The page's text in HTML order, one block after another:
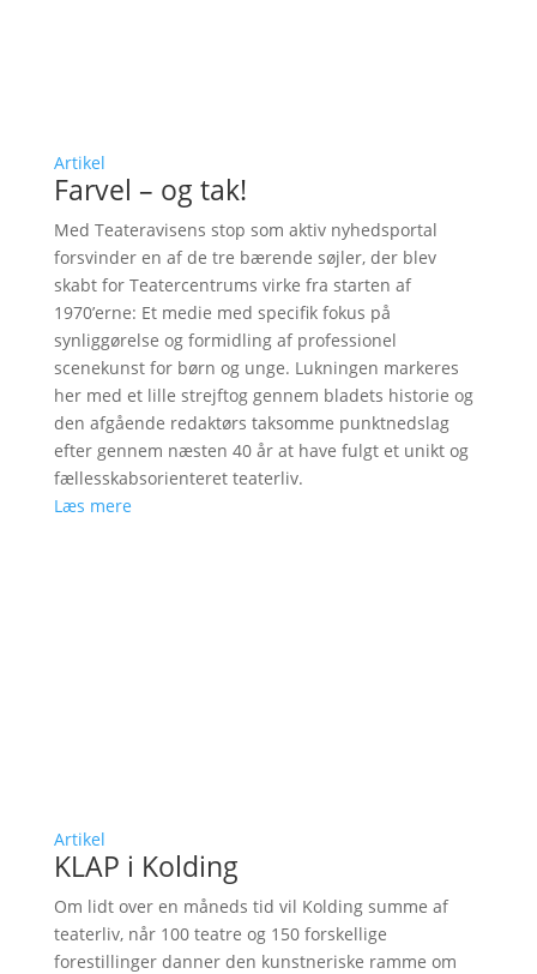
Artikel
Farvel – og tak!
Med Teateravisens stop som aktiv nyhedsportal
forsvinder en af de tre bærende søjler, der blev
skabt for Teatercentrums virke fra starten af
1970’erne: Et medie med specifik fokus på
synliggørelse og formidling af professionel
scenekunst for børn og unge. Lukningen markeres
her med et lille strejftog gennem bladets historie og
den afgående redaktørs taksomme punktnedslag
efter gennem næsten 40 år at have fulgt et unikt og
fællesskabsorienteret teaterliv.
Læs mere
Artikel
KLAP i Kolding
Om lidt over en måneds tid vil Kolding summe af
teaterliv, når 100 teatre og 150 forskellige
forestillinger danner den kunstneriske ramme om